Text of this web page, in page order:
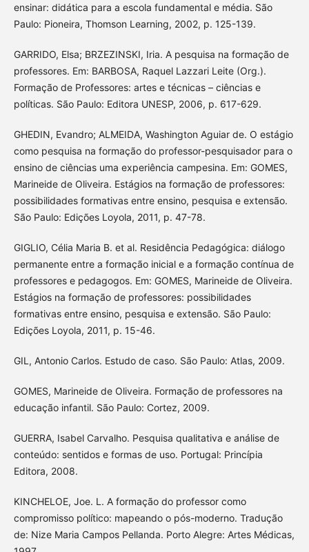
ensinar: didática para a escola fundamental e média. São
Paulo: Pioneira, Thomson Learning, 2002, p. 125-139.
GARRIDO, Elsa; BRZEZINSKI, Iria. A pesquisa na formação de
professores. Em: BARBOSA, Raquel Lazzari Leite (Org.).
Formação de Professores: artes e técnicas – ciências e
políticas. São Paulo: Editora UNESP, 2006, p. 617-629.
GHEDIN, Evandro; ALMEIDA, Washington Aguiar de. O estágio
como pesquisa na formação do professor-pesquisador para o
ensino de ciências uma experiência campesina. Em: GOMES,
Marineide de Oliveira. Estágios na formação de professores:
possibilidades formativas entre ensino, pesquisa e extensão.
São Paulo: Edições Loyola, 2011, p. 47-78.
GIGLIO, Célia Maria B. et al. Residência Pedagógica: diálogo
permanente entre a formação inicial e a formação contínua de
professores e pedagogos. Em: GOMES, Marineide de Oliveira.
Estágios na formação de professores: possibilidades
formativas entre ensino, pesquisa e extensão. São Paulo:
Edições Loyola, 2011, p. 15-46.
GIL, Antonio Carlos. Estudo de caso. São Paulo: Atlas, 2009.
GOMES, Marineide de Oliveira. Formação de professores na
educação infantil. São Paulo: Cortez, 2009.
GUERRA, Isabel Carvalho. Pesquisa qualitativa e análise de
conteúdo: sentidos e formas de uso. Portugal: Princípia
Editora, 2008.
KINCHELOE, Joe. L. A formação do professor como
compromisso político: mapeando o pós-moderno. Tradução
de: Nize Maria Campos Pellanda. Porto Alegre: Artes Médicas,